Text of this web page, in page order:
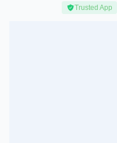
Trusted App